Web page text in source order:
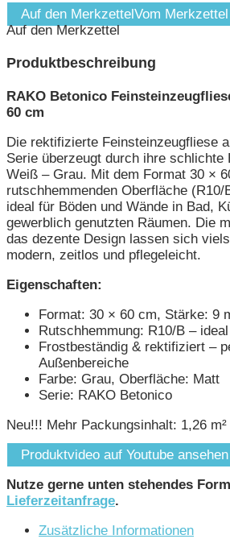
Auf den MerkzettelVom
Auf den Merkzettel
Produktbeschreibung
RAKO Betonico
60 cm
Die rektifizierte Feinsteinzeugfliese
Serie überzeugt durch ihre schlichte
Weiß – Grau. Mit dem Format 30 ×
rutschhemmenden Oberfläche
ideal für Böden und Wände in Bad,
gewerblich genutzten Räumen. Die
das dezente Design lassen sich
modern, zeitlos und pflegeleicht.
Eigenschaften:
Format: 30 × 60 cm, Stärke: 9
Rutschhemmung: R10/B –
Frostbeständig & rektifiziert –
Außenbereiche
Farbe: Grau, Oberfläche: Matt
Serie: RAKO Betonico
Neu!!! Mehr Packungsinhalt: 1,26
Produktvideo auf Youtube ansehen
Nutze gerne unten stehendes
Lieferzeitanfrage.
Zusätzliche Informationen